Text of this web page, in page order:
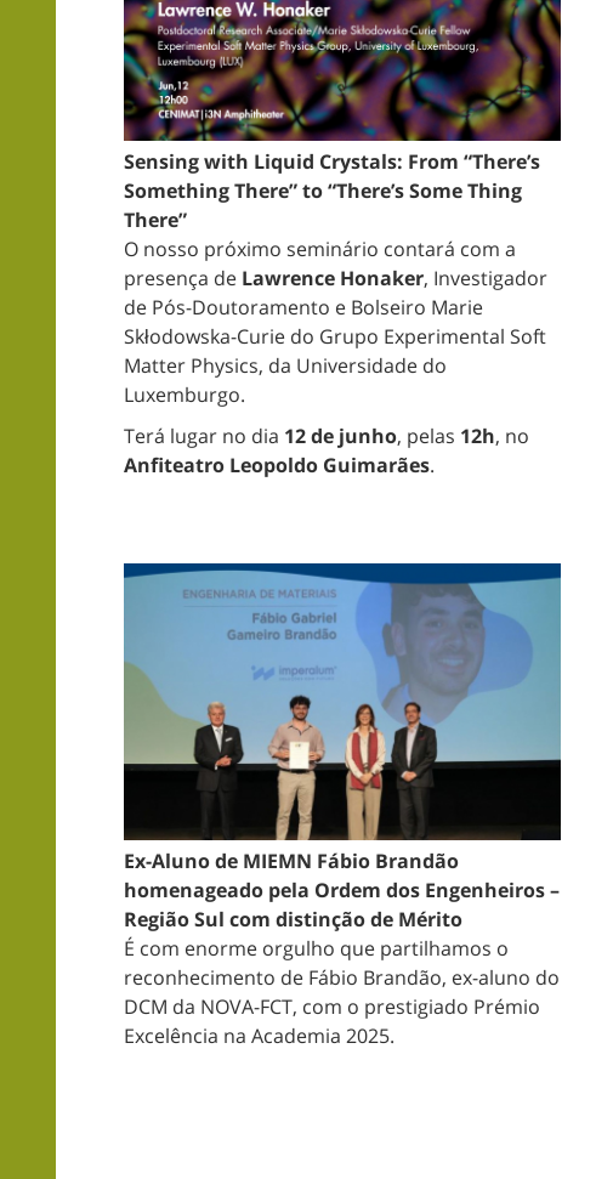
Sensing with Liquid Crystals: From “There’s
Something There” to “There’s Some Thing
There”
O nosso próximo seminário contará com a
presença de Lawrence Honaker, Investigador
de Pós-Doutoramento e Bolseiro Marie
Skłodowska-Curie do Grupo Experimental Soft
Matter Physics, da Universidade do
Luxemburgo.
Terá lugar no dia 12 de junho, pelas 12h, no
Anfiteatro Leopoldo Guimarães.
Ex-Aluno de MIEMN Fábio Brandão
homenageado pela Ordem dos Engenheiros –
Região Sul com distinção de Mérito
É com enorme orgulho que partilhamos o
reconhecimento de Fábio Brandão, ex-aluno do
DCM da NOVA-FCT, com o prestigiado Prémio
Excelência na Academia 2025.